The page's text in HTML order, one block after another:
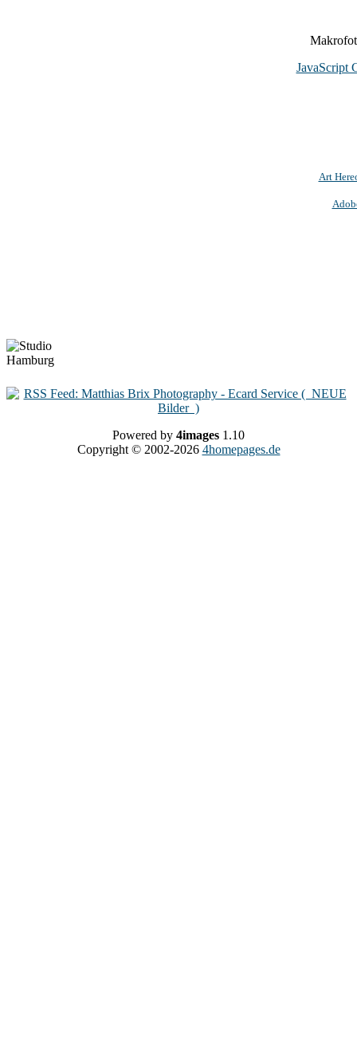
JavaScript
Art
Powered by 4images 1.10
Copyright © 2002-2026 4homepages.de